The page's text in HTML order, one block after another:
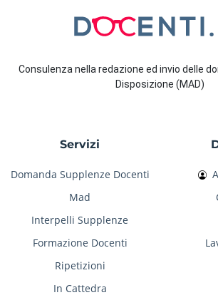
Consulenza nella redazione ed invio delle
Disposizione (MAD)
Servizi
Domanda Supplenze Docenti
Mad
Interpelli Supplenze
Formazione Docenti
Ripetizioni
In Cattedra